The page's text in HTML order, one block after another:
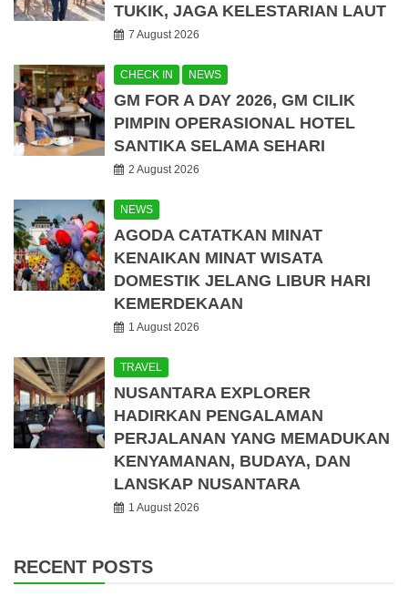
TUKIK, JAGA KELESTARIAN LAUT
7 August 2026
CHECK IN NEWS
GM FOR A DAY 2026, GM CILIK
PIMPIN OPERASIONAL HOTEL
SANTIKA SELAMA SEHARI
2 August 2026
NEWS
AGODA CATATKAN MINAT
KENAIKAN MINAT WISATA
DOMESTIK JELANG LIBUR HARI
KEMERDEKAAN
1 August 2026
TRAVEL
NUSANTARA EXPLORER
HADIRKAN PENGALAMAN
PERJALANAN YANG MEMADUKAN
KENYAMANAN, BUDAYA, DAN
LANSKAP NUSANTARA
1 August 2026
RECENT POSTS